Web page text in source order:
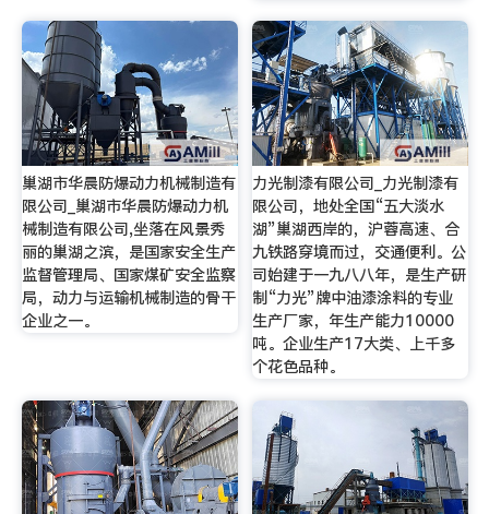
巢湖市华晨防爆动力机械制造有
限公司_巢湖市华晨防爆动力机
械制造有限公司,坐落在风景秀
丽的巢湖之滨，是国家安全生产
监督管理局、国家煤矿安全监察
局，动力与运输机械制造的骨干
企业之一。
力光制漆有限公司_力光制漆有
限公司，地处全国“五大淡水
湖”巢湖西岸的，沪蓉高速、合
九铁路穿境而过，交通便利。公
司始建于一九八八年，是生产研
制“力光”牌中油漆涂料的专业
生产厂家，年生产能力10000
吨。企业生产17大类、上千多
个花色品种。